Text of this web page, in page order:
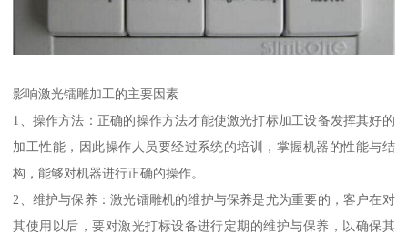
影响激光镭雕加工的主要因素
1、操作方法：正确的操作方法才能使激光打标加工设备发挥其好的
加工性能，因此操作人员要经过系统的培训，掌握机器的性能与结
构，能够对机器进行正确的操作。
2、维护与保养：激光镭雕机的维护与保养是尤为重要的，客户在对
其使用以后，要对激光打标设备进行定期的维护与保养，以确保其